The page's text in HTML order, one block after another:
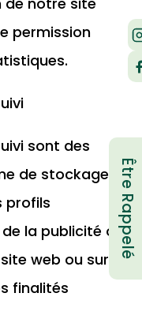
permission
sont des
de stockage
profils
la publicité ou
web ou sur
finalités
Être Rappelé